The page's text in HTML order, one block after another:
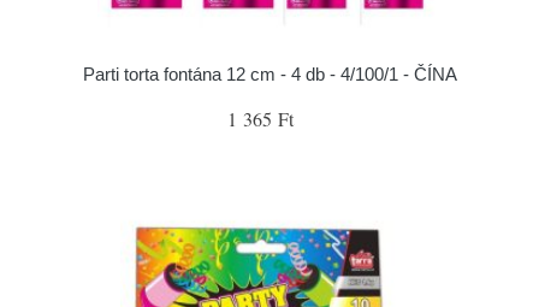
Parti torta fontána 12 cm - 4 db - 4/100/1 - ČÍNA
1 365 Ft